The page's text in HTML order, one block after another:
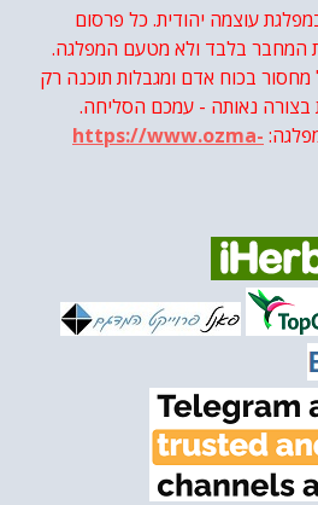
לימור סון הר-מלך על חוק...-- 19/04/2026
בן ארי על פרשת הת...
בן ארי על פרשת הת... -- 10/04/2026
במקום נפילת הטיל.... -- 06/04/2026
חוק עונש מוות למחבלים...-- 29/03/2026
בן ארי על פרשת השבוע ת... -- 27/03/2026
בן ארי על פרשת השבוע ת...-- 20/03/2026
ארי על דילמת המנהיגות....
בן ארי על פרשת הת...
בן ארי על פרשת הת...
מיכאל בן ארי על פרשת הת...-- 13/02/2026
ארי על פרשת השבוע ת...-- 06/02/2026
היהודים הולך ופוחת....
ארי על פרשת השבוע ת...
עוצמה יהודית. כל פרסום
המחבר בלבד ולא מטעם המפלגה.
בכוח אדם ומגבלות תוכנה רק
בצורה נאותה - עמכם הסליחה.
https://www.ozma-